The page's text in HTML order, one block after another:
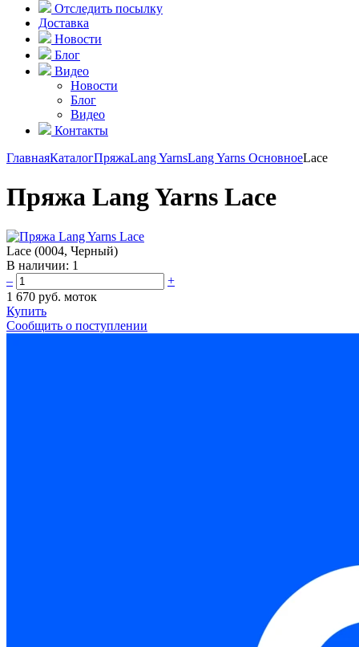
Отследить посылку
Доставка
Новости
Блог
Видео
Новости
Блог
Видео
Контакты
ГлавнаяКаталогПряжаLang YarnsLang Yarns ОсновноеLace
Пряжа Lang Yarns Lace
Lace (0004, Черный)
В наличии: 1
–
+
1 670 руб. моток
Купить
Сообщить о поступлении